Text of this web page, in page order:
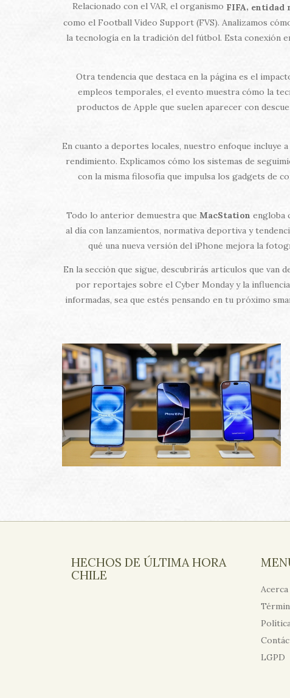
Relacionado con el VAR, el organismo FIFA, entidad
como el Football Video Support (FVS). Analizamos
la tecnología en la tradición del fútbol. Esta conexión
Otra tendencia que destaca en la página es el
empleos temporales, el evento muestra cómo la
productos de Apple que suelen aparecer con
En cuanto a deportes locales, nuestro enfoque incluye
rendimiento. Explicamos cómo los sistemas de
con la misma filosofía que impulsa los gadgets de
Todo lo anterior demuestra que MacStation engloba
al día con lanzamientos, normativa deportiva y
qué una nueva versión del iPhone mejora la
En la sección que sigue, descubrirás artículos que van
por reportajes sobre el Cyber Monday y la
informadas, sea que estés pensando en tu próximo
HECHOS DE ÚLTIMA HORA
CHILE
Acerca
LGPD